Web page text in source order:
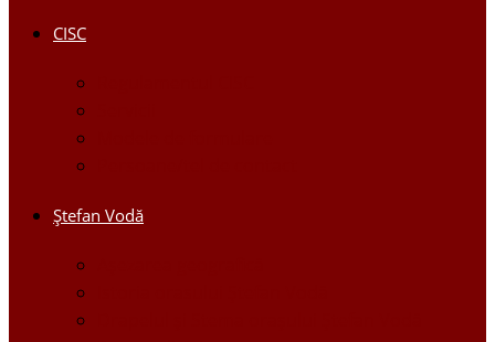
CISC
Ştefan Vodă